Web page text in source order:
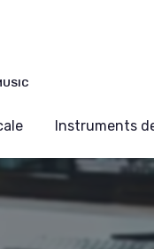
Instruments